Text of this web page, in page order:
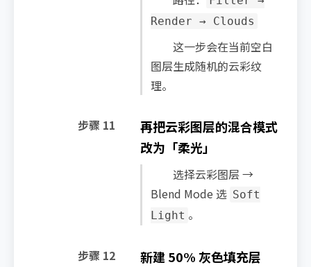
Render → Clouds
这一步会在当前空白
图层生成随机的云彩纹
理。
再把云彩图层的混合模式
改为「柔光」
选择云彩图层 →
Blend Mode 选 Soft
Light 。
步骤 11
新建 50% 灰色填充层
步骤 12